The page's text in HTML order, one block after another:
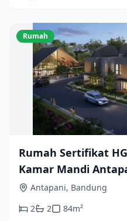
Rumah
Rumah Sertifikat
Kamar Mandi
Antapani, Bandung
2
2 84m²